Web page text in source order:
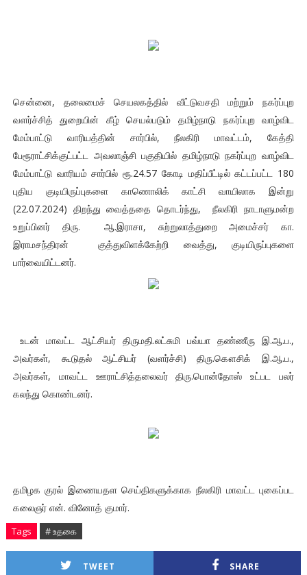
சென்னை, தலைமைச் செயலகத்தில் வீட்டுவசதி மற்றும் நகர்ப்புற
வளர்ச்சித் துறையின் கீழ் செயல்படும் தமிழ்நாடு நகர்ப்புற வாழ்விட
மேம்பாட்டு வாரியத்தின் சார்பில், நீலகிரி மாவட்டம், கேத்தி
பேரூராட்சிக்குட்பட்ட அவலாஞ்சி பகுதியில் தமிழ்நாடு நகர்ப்புற வாழ்விட
மேம்பாட்டு வாரியம் சார்பில் ரூ.24.57 கோடி மதிப்பீட்டில் கட்டப்பட்ட 180
புதிய குடியிருப்புகளை காணொலிக் காட்சி வாயிலாக இன்று
(22.07.2024) திறந்து வைத்ததை தொடர்ந்து, நீலகிரி நாடாளுமன்ற
உறுப்பினர் திரு. ஆ.இராசா, சுற்றுலாத்துறை அமைச்சர் கா.
இராமசந்திரன் குத்துவிளக்கேற்றி வைத்து, குடியிருப்புகளை
பார்வையிட்டனர்.
உடன் மாவட்ட ஆட்சியர் திருமதி.லட்சுமி பவ்யா தண்ணீரு இ.ஆ.ப.,
அவர்கள், கூடுதல் ஆட்சியர் (வளர்ச்சி) திரு.கௌசிக் இ.ஆ.ப.,
அவர்கள், மாவட்ட ஊராட்சித்தலைவர் திரு.பொன்தோஸ் உட்பட பலர்
கலந்து கொண்டனர்.
தமிழக குரல் இணையதள செய்திகளுக்காக நீலகிரி மாவட்ட புகைப்பட
கலைஞர் என். வினோத் குமார்.
Tags # உதகை
TWEET SHARE